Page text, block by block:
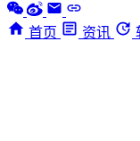
首页 资讯